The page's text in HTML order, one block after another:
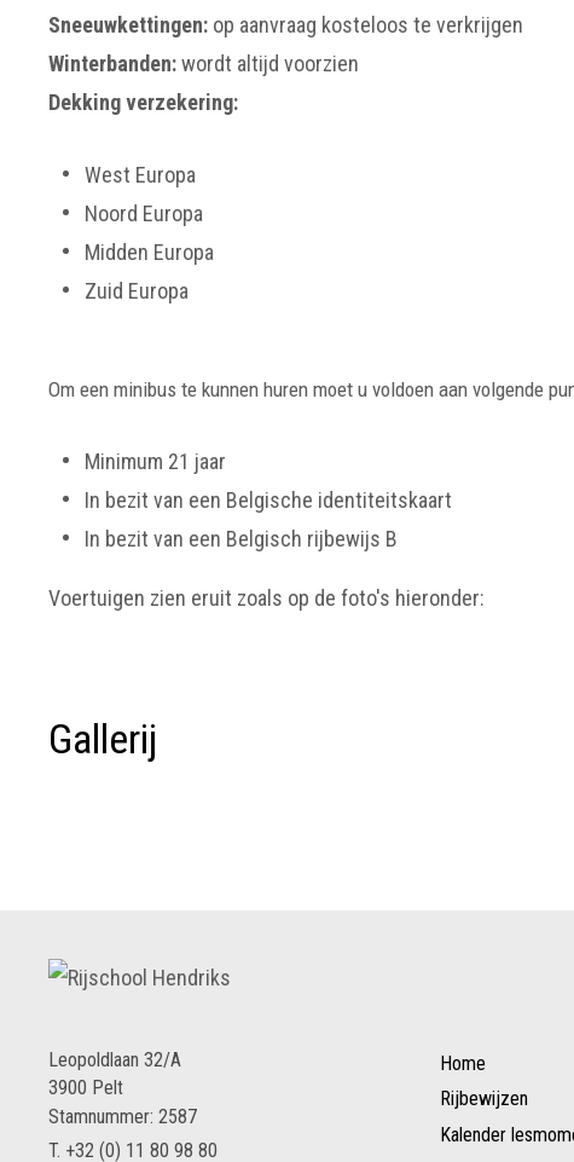
Sneeuwkettingen: op aanvraag kosteloos te verkrijgen
Winterbanden:wordt altijd voorzien
Dekking verzekering:
West Europa
Noord Europa
Midden Europa
Zuid Europa
Om een minibus te kunnen huren moet u voldoen aan volgende
Minimum 21 jaar
In bezit van een Belgische identiteitskaart
In bezit van een Belgisch rijbewijs B
Voertuigen zien eruit zoals op de foto's hieronder:
Gallerij
Leopoldlaan 32/A
3900 Pelt
Stamnummer: 2587
T. +32 (0) 11 80 98 80
Home
Rijbewijzen
Kalender